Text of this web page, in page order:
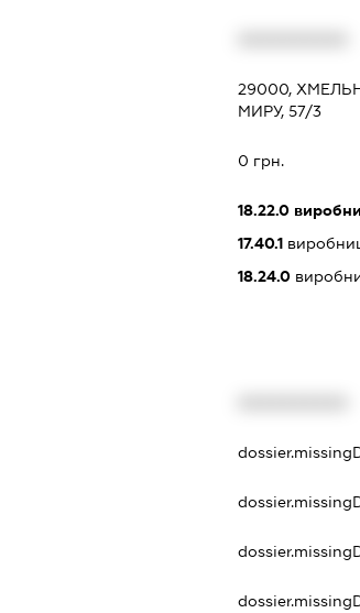
29000,
МИРУ, 57/3
0 грн.
18.22.0
17.40.1
18.24.0